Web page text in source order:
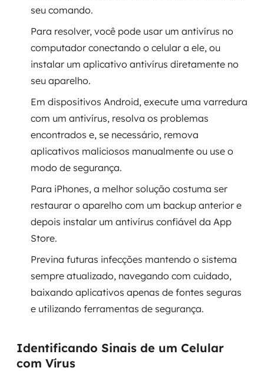
Transformação digital
UX / UI design
Sustentar operações com eficiência
Sustentação de aplicações
SRE / DevOps
Monitoramento 24x7
FinOps
Billing Cloud
Gestão de infraestrutura
Escalar com segurança
DevSecOps
seu comando.
Para resolver, você pode usar um antivírus no
computador conectando o celular a ele, ou
instalar um aplicativo antivírus diretamente no
seu aparelho.
Em dispositivos Android, execute uma varredura
com um antivírus, resolva os problemas
encontrados e, se necessário, remova
aplicativos maliciosos manualmente ou use o
modo de segurança.
Para iPhones, a melhor solução costuma ser
restaurar o aparelho com um backup anterior e
depois instalar um antivírus confiável da App
Store.
Previna futuras infecções mantendo o sistema
sempre atualizado, navegando com cuidado,
baixando aplicativos apenas de fontes seguras
e utilizando ferramentas de segurança.
Identificando Sinais de um Celular
com Vírus